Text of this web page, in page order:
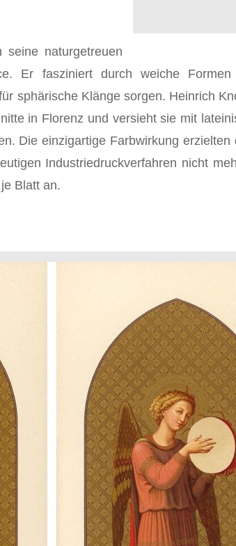
naturgetreuen
Er fasziniert durch weiche
sphärische Klänge sorgen. Heinrich
in Florenz und versieht sie mit
Die einzigartige Farbwirkung
Industriedruckverfahren nicht
Blatt an.